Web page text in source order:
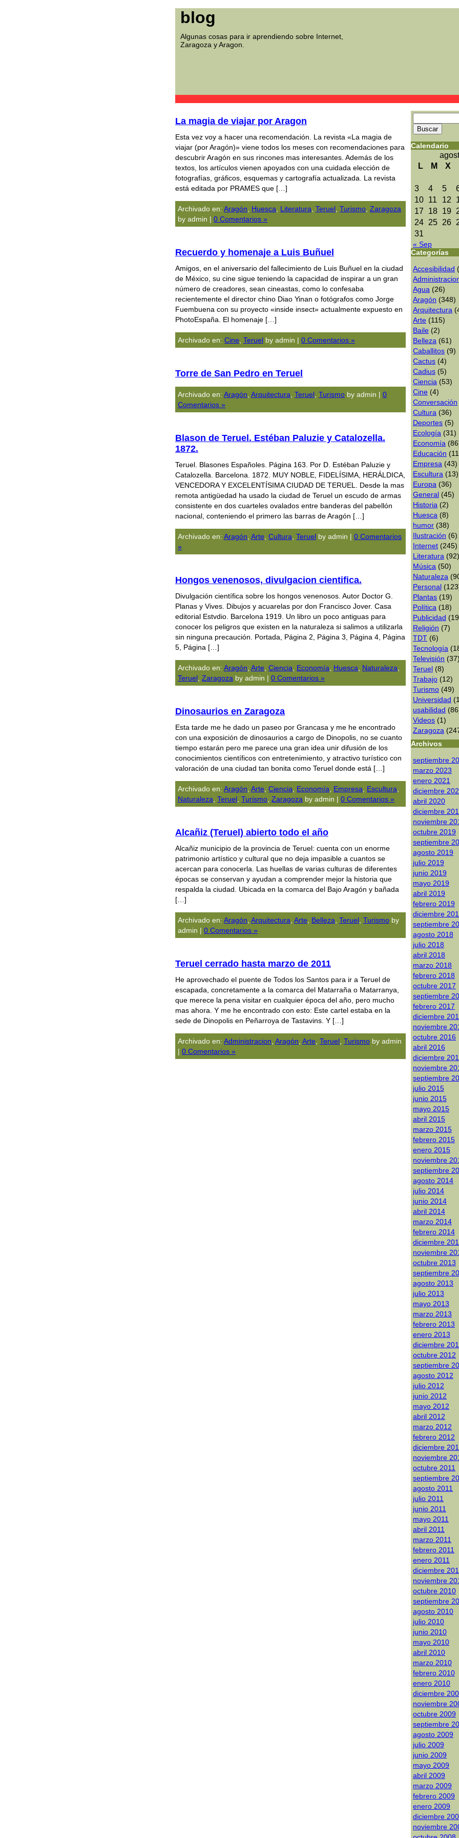
blog
Algunas cosas para ir aprendiendo sobre Internet,
Zaragoza y Aragon.
La magia de viajar por Aragon
Esta vez voy a hacer una recomendación. La revista «La magia de
viajar (por Aragón)» viene todos los meses con recomendaciones para
descubrir Aragón en sus rincones mas interesantes. Además de los
textos, los artículos vienen apoyados con una cuidada elección de
fotografías, gráficos, esquemas y cartografía actualizada. La revista
está editada por PRAMES que […]
Archivado en: Aragón Huesca Literatura Teruel Turismo Zaragoza
by admin | 0 Comentarios »
Recuerdo y homenaje a Luis Buñuel
Amigos, en el aniversario del fallecimiento de Luis Buñuel en la ciudad
de México, su cine sigue teniendo la capacidad de inspirar a un gran
número de creadores, sean cineastas, como lo confesaba
recientemente el director chino Diao Yinan o fotógrafos como Jorge
Fuembuena con su proyecto «inside insect» actualmente expuesto en
PhotoEspaña. El homenaje […]
Archivado en: Cine Teruel by admin | 0 Comentarios »
Torre de San Pedro en Teruel
Archivado en: Aragón Arquitectura Teruel Turismo by admin | 0
Comentarios »
Blason de Teruel. Estéban Paluzie y Catalozella.
1872.
Teruel. Blasones Españoles. Página 163. Por D. Estéban Paluzie y
Catalozella. Barcelona. 1872. MUY NOBLE, FIDELÍSIMA, HERÁLDICA,
VENCEDORA Y EXCELENTÍSIMA CIUDAD DE TERUEL. Desde la mas
remota antigüedad ha usado la ciudad de Teruel un escudo de armas
consistente en dos cuarteles ovalados entre banderas del pabellón
nacional, conteniendo el primero las barras de Aragón […]
Archivado en: Aragón Arte Cultura Teruel by admin | 0 Comentarios
»
Hongos venenosos, divulgacion cientifica.
Divulgación científica sobre los hongos venenosos. Autor Doctor G.
Planas y Vives. Dibujos y acuarelas por don Francisco Jover. Casa
editorial Estvdio. Barcelona 1919. Un libro un poco antiguas para
conocer los peligros que existen en la naturaleza si salimos a utilizarla
sin ninguna precaución. Portada, Página 2, Página 3, Página 4, Página
5, Página […]
Archivado en: Aragón Arte Ciencia Economía Huesca Naturaleza
Teruel Zaragoza by admin | 0 Comentarios »
Dinosaurios en Zaragoza
Esta tarde me he dado un paseo por Grancasa y me he encontrado
con una exposición de dinosaurios a cargo de Dinopolis, no se cuanto
tiempo estarán pero me parece una gran idea unir difusión de los
conocimientos científicos con entretenimiento, y atractivo turístico con
valoración de una ciudad tan bonita como Teruel donde está […]
Archivado en: Aragón Arte Ciencia Economía Empresa Escultura
Naturaleza Teruel Turismo Zaragoza by admin | 0 Comentarios »
Alcañiz (Teruel) abierto todo el año
Alcañiz municipio de la provincia de Teruel: cuenta con un enorme
patrimonio artístico y cultural que no deja impasible a cuantos se
acercan para conocerla. Las huellas de varias culturas de diferentes
épocas se conservan y ayudan a comprender mejor la historia que
respalda la ciudad. Ubicada en la comarca del Bajo Aragón y bañada
[…]
Archivado en: Aragón Arquitectura Arte Belleza Teruel Turismo by
admin | 0 Comentarios »
Teruel cerrado hasta marzo de 2011
He aprovechado el puente de Todos los Santos para ir a Teruel de
escapada, concretamente a la comarca del Matarraña o Matarranya,
que merece la pena visitar en cualquier época del año, pero mucho
mas ahora. Y me he encontrado con esto: Este cartel estaba en la
sede de Dinopolis en Peñarroya de Tastavins. Y […]
Archivado en: Administracion Aragón Arte Teruel Turismo by admin
| 0 Comentarios »
Calendario
L
M X
3
4 5
10 11 12
17
18 19
24 25 26
31
« Sep
Categorías
Accesibilidad
Agua (26)
Aragón (348)
Arquitectura
Arte (115)
Baile (2)
Belleza (61)
Caballitos (9)
Cactus (4)
Cadius (5)
Ciencia (53)
Cine (4)
Conversación
Cultura (36)
Deportes (5)
Ecologí­a (31)
Economía
Educación
Empresa (43)
Escultura (13)
Europa (36)
General (45)
Historia (2)
Huesca (8)
humor (38)
Ilustración (6)
Internet (245)
Literatura (92)
Música (50)
Naturaleza
Personal
Plantas (19)
Polí­tica (18)
Publicidad
Religión (7)
TDT (6)
Tecnologí­a
Televisión (37)
Teruel (8)
Trabajo (12)
Turismo (49)
Universidad
usabilidad
Videos (1)
Zaragoza
Archivos
septiembre
marzo 2023
enero 2021
diciembre
abril 2020
diciembre
noviembre
octubre 2019
septiembre
agosto 2019
julio 2019
junio 2019
mayo 2019
abril 2019
febrero 2019
diciembre
septiembre
agosto 2018
julio 2018
abril 2018
marzo 2018
febrero 2018
octubre 2017
septiembre
febrero 2017
diciembre
noviembre
octubre 2016
abril 2016
diciembre
noviembre
septiembre
julio 2015
junio 2015
mayo 2015
abril 2015
marzo 2015
febrero 2015
enero 2015
noviembre
septiembre
agosto 2014
julio 2014
junio 2014
abril 2014
marzo 2014
febrero 2014
diciembre
noviembre
octubre 2013
septiembre
agosto 2013
julio 2013
mayo 2013
marzo 2013
febrero 2013
enero 2013
diciembre
octubre 2012
septiembre
agosto 2012
julio 2012
junio 2012
mayo 2012
abril 2012
marzo 2012
febrero 2012
diciembre
noviembre
octubre 2011
septiembre
agosto 2011
julio 2011
junio 2011
mayo 2011
abril 2011
marzo 2011
febrero 2011
enero 2011
diciembre
noviembre
octubre 2010
septiembre
agosto 2010
julio 2010
junio 2010
mayo 2010
abril 2010
marzo 2010
febrero 2010
enero 2010
diciembre
noviembre
octubre 2009
septiembre
agosto 2009
julio 2009
junio 2009
mayo 2009
abril 2009
marzo 2009
febrero 2009
enero 2009
diciembre
noviembre